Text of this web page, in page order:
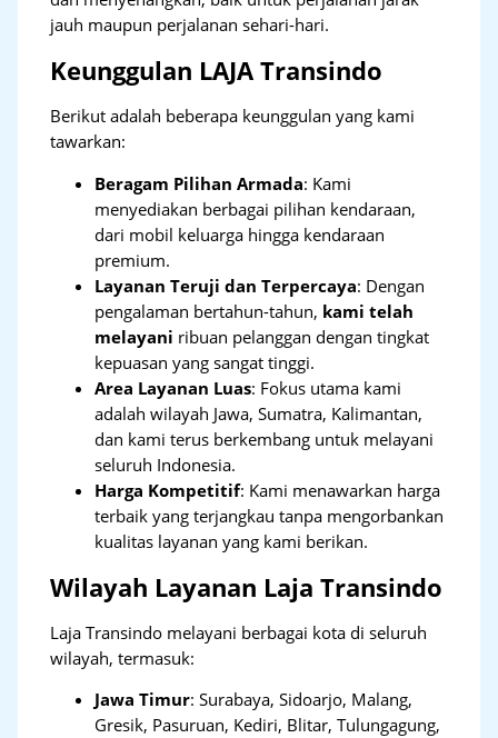
jauh maupun perjalanan sehari-hari.
Keunggulan LAJA Transindo
Berikut adalah beberapa keunggulan yang kami
tawarkan:
Beragam Pilihan Armada: Kami
menyediakan berbagai pilihan kendaraan,
dari mobil keluarga hingga kendaraan
premium.
Layanan Teruji dan Terpercaya: Dengan
pengalaman bertahun-tahun, kami telah
melayani ribuan pelanggan dengan tingkat
kepuasan yang sangat tinggi.
Area Layanan Luas: Fokus utama kami
adalah wilayah Jawa, Sumatra, Kalimantan,
dan kami terus berkembang untuk melayani
seluruh Indonesia.
Harga Kompetitif: Kami menawarkan harga
terbaik yang terjangkau tanpa mengorbankan
kualitas layanan yang kami berikan.
Wilayah Layanan Laja Transindo
Laja Transindo melayani berbagai kota di seluruh
wilayah, termasuk:
Jawa Timur:Surabaya, Sidoarjo, Malang,
Gresik, Pasuruan, Kediri, Blitar, Tulungagung,